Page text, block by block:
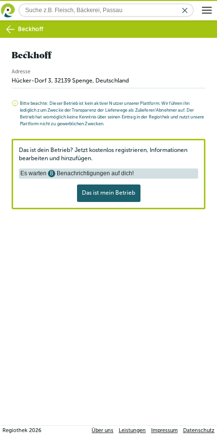
Beckhoff
Beckhoff
Adresse
Hücker-Dorf 3, 32139 Spenge, Deutschland
Bitte beachte: Dieser Betrieb ist kein aktiver Nutzer unserer Plattform. Wir führen ihn
lediglich zum Zwecke der Transparenz der Lieferwege als Zulieferer/Abnehmer auf. Der
Betrieb hat womöglich keine Kenntnis über seinen Eintrag in der Regiothek und nutzt unsere
Plattform nicht zu gewerblichen Zwecken.
Das ist dein Betrieb? Jetzt kostenlos registrieren, Informationen
bearbeiten und hinzufügen.
Es warten 8 Benachrichtigungen auf dich!
Das ist mein Betrieb
Regiothek2026 Über uns Leistungen Impressum Datenschutz